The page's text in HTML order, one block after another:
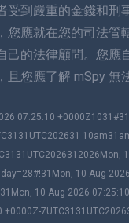
受到嚴重的金錢和刑
您應就在您的司法管
己的法律顧問。您應
且您應了解 mSpy 無
07:25:10
10 Aug
10 Aug 2026
+0000Z-